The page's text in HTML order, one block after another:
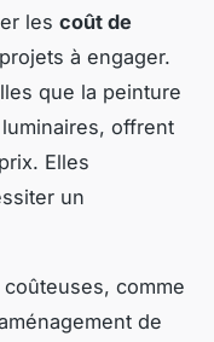
les coût de
à engager.
que la peinture
offrent
Elles
un
comme
de